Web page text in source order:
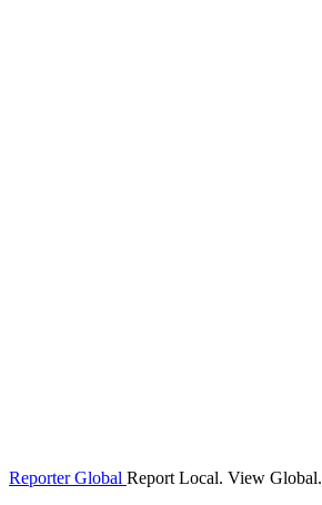
Reporter Global Report Local. View Global.